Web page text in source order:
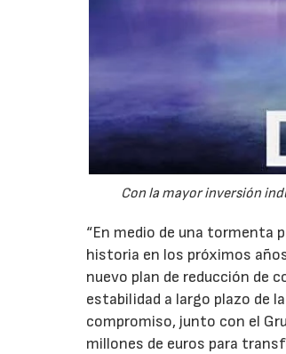
Con la mayor inversión
“En medio de una tormenta
historia en los próximos
nuevo plan de reducción de
estabilidad a largo plazo de
compromiso, junto con el
millones de euros para